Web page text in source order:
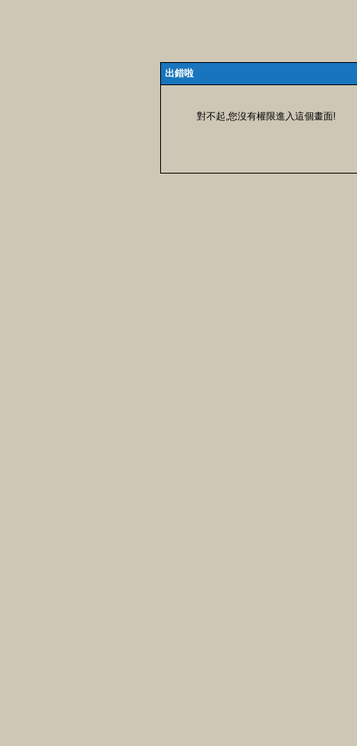
出錯啦
對不起,您沒有權限進入這個畫面!